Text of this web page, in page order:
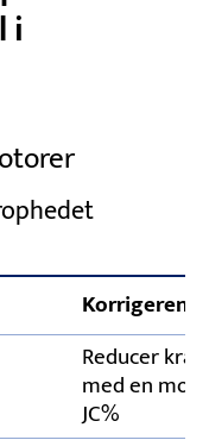
elektriske
i
Reducer
med en
JC%